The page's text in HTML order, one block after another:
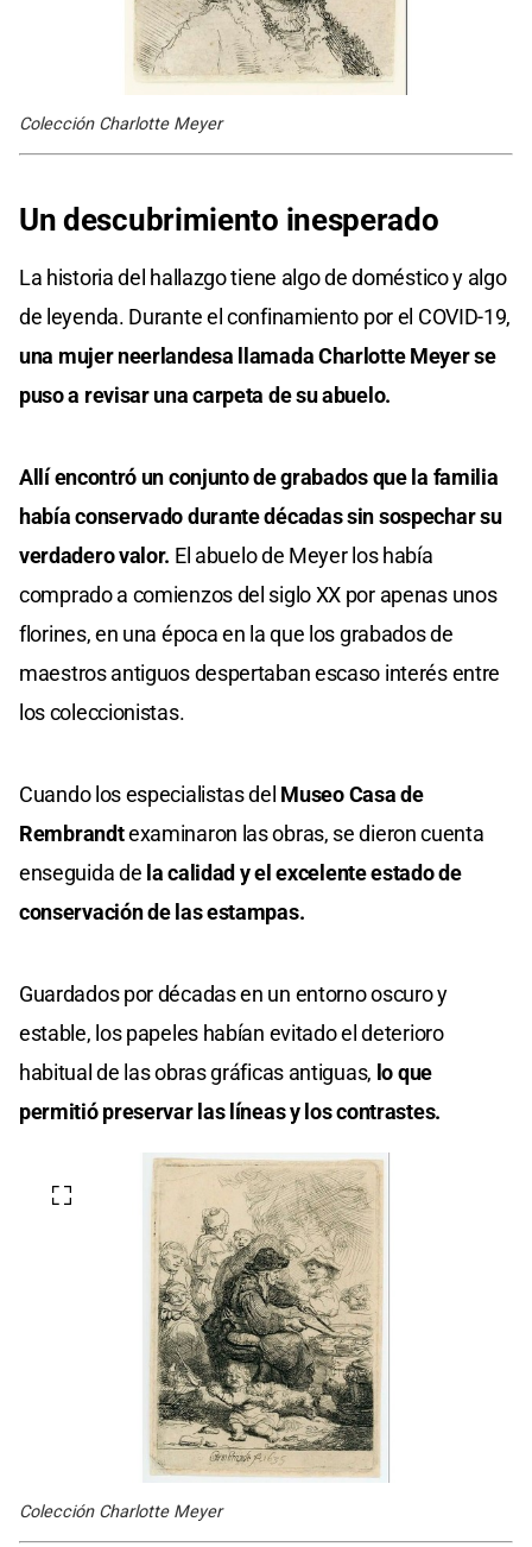
Colección Charlotte Meyer
Un descubrimiento inesperado
La historia del hallazgo tiene algo de doméstico y algo
de leyenda. Durante el confinamiento por el COVID-19,
una mujer neerlandesa llamada Charlotte Meyer se
puso a revisar una carpeta de su abuelo.
Allí encontró un conjunto de grabados que la familia
había conservado durante décadas sin sospechar su
verdadero valor. El abuelo de Meyer los había
comprado a comienzos del siglo XX por apenas unos
florines, en una época en la que los grabados de
maestros antiguos despertaban escaso interés entre
los coleccionistas.
Cuando los especialistas del Museo Casa de
Rembrandtexaminaron las obras, se dieron cuenta
enseguida de la calidad y el excelente estado de
conservación de las estampas.
Guardados por décadas en un entorno oscuro y
estable, los papeles habían evitado el deterioro
habitual de las obras gráficas antiguas, lo que
permitió preservar las líneas y los contrastes.
Colección Charlotte Meyer